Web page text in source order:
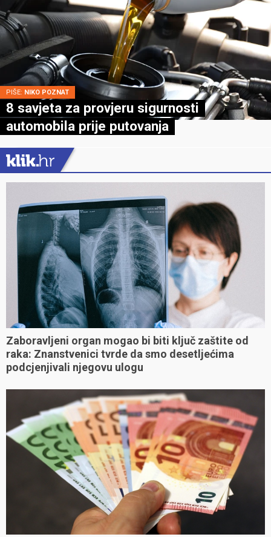
PIŠE: NIKO POZNAT
8 savjeta za provjeru sigurnosti
automobila prije putovanja
Zaboravljeni organ mogao bi biti ključ zaštite od
raka: Znanstvenici tvrde da smo desetljećima
podcjenjivali njegovu ulogu